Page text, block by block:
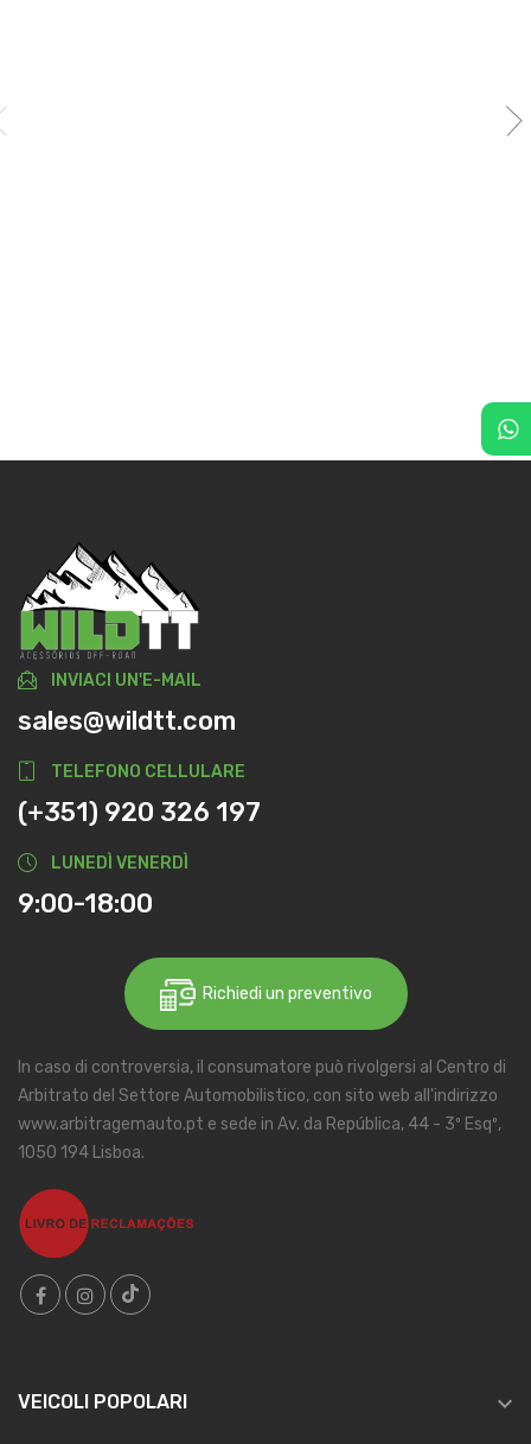
INVIACI UN'E-MAIL
sales@wildtt.com
TELEFONO CELLULARE
(+351) 920 326 197
LUNEDÌ VENERDÌ
9:00-18:00
Richiedi un preventivo
In caso di controversia, il consumatore può rivolgersi al Centro di
Arbitrato del Settore Automobilistico, con sito web all'indirizzo
www.arbitragemauto.pt e sede in Av. da República, 44 - 3º Esqº,
1050 194 Lisboa.
VEICOLI POPOLARI 